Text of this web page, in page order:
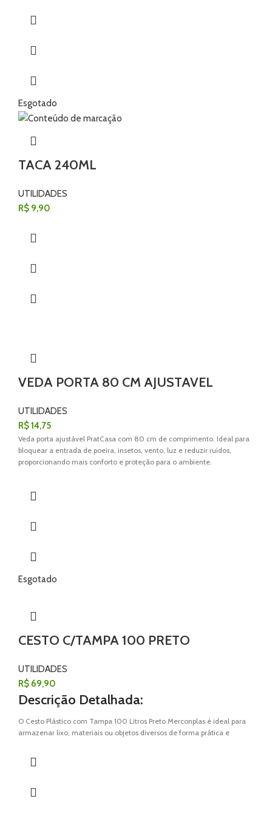
Esgotado
TACA 240ML
UTILIDADES
R$ 9,90
VEDA PORTA 80 CM AJUSTAVEL
UTILIDADES
R$14,75
Veda porta ajustável PratCasa com 80 cm de comprimento. Ideal para
bloquear a entrada de poeira, insetos, vento, luz e reduzir ruídos,
proporcionando mais conforto e proteção para o ambiente.
Esgotado
CESTO C/TAMPA 100 PRETO
UTILIDADES
R$ 69,90
Descrição Detalhada:
O Cesto Plástico com Tampa 100 Litros Preto Merconplas é ideal para
armazenar lixo, materiais ou objetos diversos de forma prática e
e fácil de limpar. Sua tampa garante proteção contra odores e mantém
o conteúdo discreto, perfeito para uso doméstico ou comercial.
funcionalidade e resistência, atendendo a diversas necessidades do